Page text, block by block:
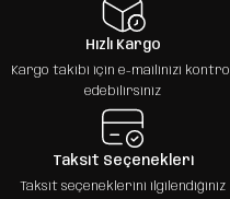
Hızlı Kargo
Kargo takibi için e-mailinizi kontrol
edebilirsiniz
Taksit Seçenekleri
Taksit seçeneklerini ilgilendiğiniz